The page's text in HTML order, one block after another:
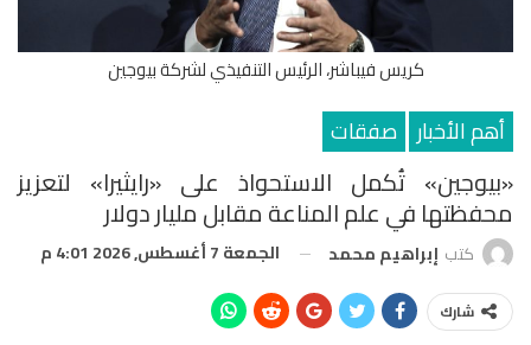
كريس فيباشر، الرئيس التنفيذي لشركة بيوجين
أهم الأخبار صفقات
«بيوجين» تُكمل الاستحواذ على «رايثيرا» لتعزيز
محفظتها في علم المناعة مقابل مليار دولار
كتب إبراهيم محمد الجمعة 7 أغسطس, 2026 4:01 م
شارك